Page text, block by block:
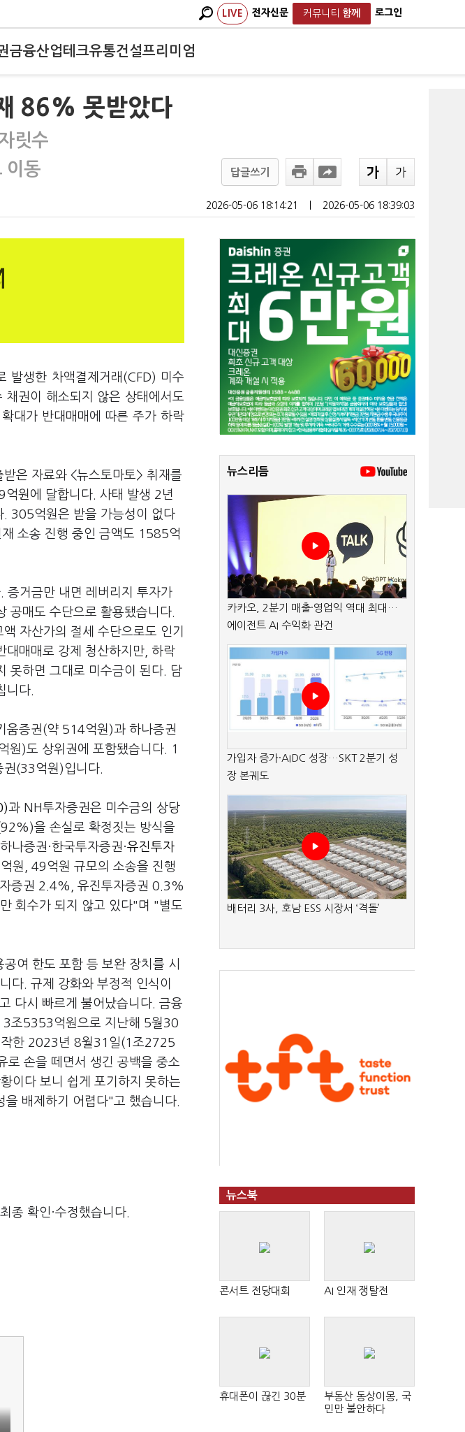
LIVE 전자신문 커뮤니티 함께 로그인
금융산업테크유통건설프리미엄
86% 못받았다
릿수
이동
답글쓰기
2026-05-06 18:14:21 2026-05-06 18:39:03
발생한 차액결제거래(CFD) 미수
권이 해소되지 않은 상태에서도
대가 반대매매에 따른 주가 하락
은 자료와 <뉴스토마토> 취재를
원에 달합니다. 사태 발생 2년
305억원은 받을 가능성이 없다
소송 진행 중인 금액도 1585억
증거금만 내면 레버리지 투자가
공매도 수단으로 활용됐습니다.
자산가의 절세 수단으로도 인기
대매매로 강제 청산하지만, 하락
못하면 그대로 미수금이 된다. 담
니다.
움증권(약 514억원)과 하나증권
)도 상위권에 포함됐습니다. 1
권(33억원)입니다.
과 NH투자증권은 미수금의 상당
을 손실로 확정짓는 방식을
하나증권·한국투자증권·유진투자
원, 49억원 규모의 소송을 진행
증권 2.4%, 유진투자증권 0.3%
회수가 되지 않고 있다"며 "별도
여 한도 포함 등 보완 장치를 시
다. 규제 강화와 부정적 인식이
다시 빠르게 불어났습니다. 금융
3조5353억원으로 지난해 5월30
작한 2023년 8월31일(1조2725
손을 떼면서 생긴 공백을 중소
이다 보니 쉽게 포기하지 못하는
배제하기 어렵다"고 했습니다.
종 확인·수정했습니다.
뉴스리듬
카카오, 2분기 매출·영업익 역대 최대…
에이전트 AI 수익화 관건
가입자 증가·AIDC 성장…SKT 2분기 성
장 본궤도
배터리 3사, 호남 ESS 시장서 ‘격돌’
뉴스북
콘서트 전당대회 AI 인재 쟁탈전
휴대폰이 끊긴 30분
부동산 동상이몽, 국
민만 불안하다